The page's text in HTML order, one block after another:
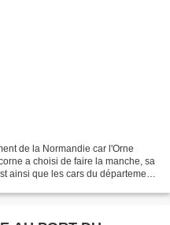
de la Normandie car l'Orne
a choisi de faire la manche, sa
ainsi que les cars du département